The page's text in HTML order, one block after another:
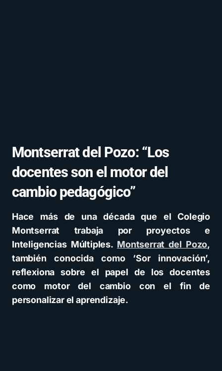
Montserrat del Pozo: “Los
docentes son el motor del
cambio pedagógico”
Hace más de una década que el Colegio
Montserrat trabaja por proyectos e
Inteligencias Múltiples. Montserrat del Pozo,
también conocida como ‘Sor innovación’,
reflexiona sobre el papel de los docentes
como motor del cambio con el fin de
personalizar el aprendizaje.